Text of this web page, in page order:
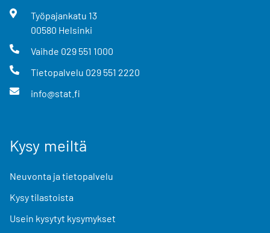
Työpajankatu 13
00580 Helsinki
Vaihde 029 551 1000
Tietopalvelu 029 551 2220
info@stat.fi
Kysy meiltä
Neuvonta ja tietopalvelu
Kysy tilastoista
Usein kysytyt kysymykset